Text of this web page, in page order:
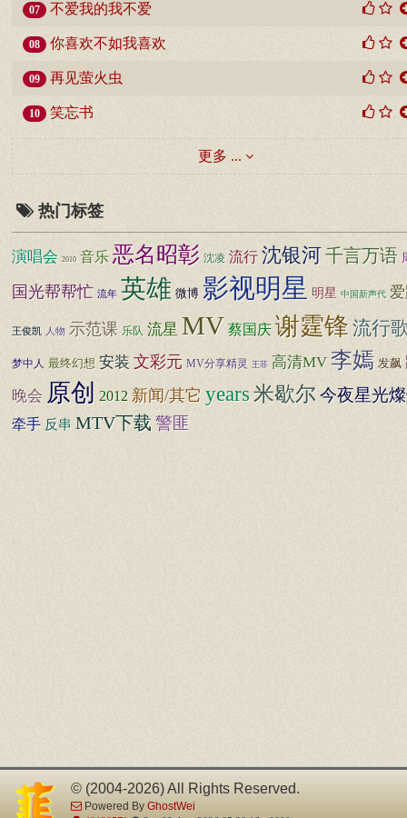
07 不爱我的我不爱
08 你喜欢不如我喜欢
09 再见萤火虫
10 笑忘书
更多 ...
热门标签
演唱会 2010 音乐 恶名昭彰 沈凌 流行 沈银河千言万语
国光帮帮忙 流年 英雄 微博 影视明星 明星 中国新声代
王俊凯 人物 示范课 乐队 流星 MV 蔡国庆 谢霆锋 流行
梦中人 最终幻想 安装 文彩元 MV分享精灵 王菲 高清MV 李嫣 发飙
晚会 原创 2012 新闻/其它 years米歇尔今夜星光
牵手 反串 MTV下载 警匪
© (2004-2026) All Rights Reserved.
Powered By GhostWei